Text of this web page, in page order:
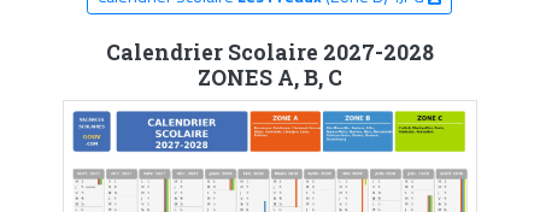
Calendrier Scolaire 2027-2028
ZONES A, B, C